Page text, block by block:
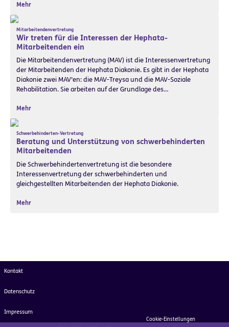
Mehr
Mitarbeitendenvertretung
Wir treten für die Interessen der Hephata-
Mitarbeitenden ein
Die Mitarbeitendenvertretung (MAV) ist die Interessenvertretung
der Mitarbeitenden der Hephata Diakonie. Es gibt in der Hephata
Diakonie zwei MAV’en: die MAV-Treysa und die MAV-Soziale
Rehabilitation. Sie arbeiten auf der Grundlage des…
Mehr
Schwerbehinderten-Vertretung
Beratung und Unterstützung von schwerbehinderten
Mitarbeitenden
Die Schwerbehindertenvertretung ist die besondere
Interessenvertretung der schwerbehinderten und
gleichgestellten Mitarbeitenden der Hephata Diakonie.
Mehr
Kontakt
Datenschutz
Impressum
Cookie-Einstellungen